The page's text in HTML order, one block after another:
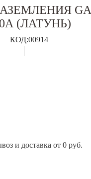
(ЛАТУНЬ)
КОД:00914
и доставка от 0 руб.